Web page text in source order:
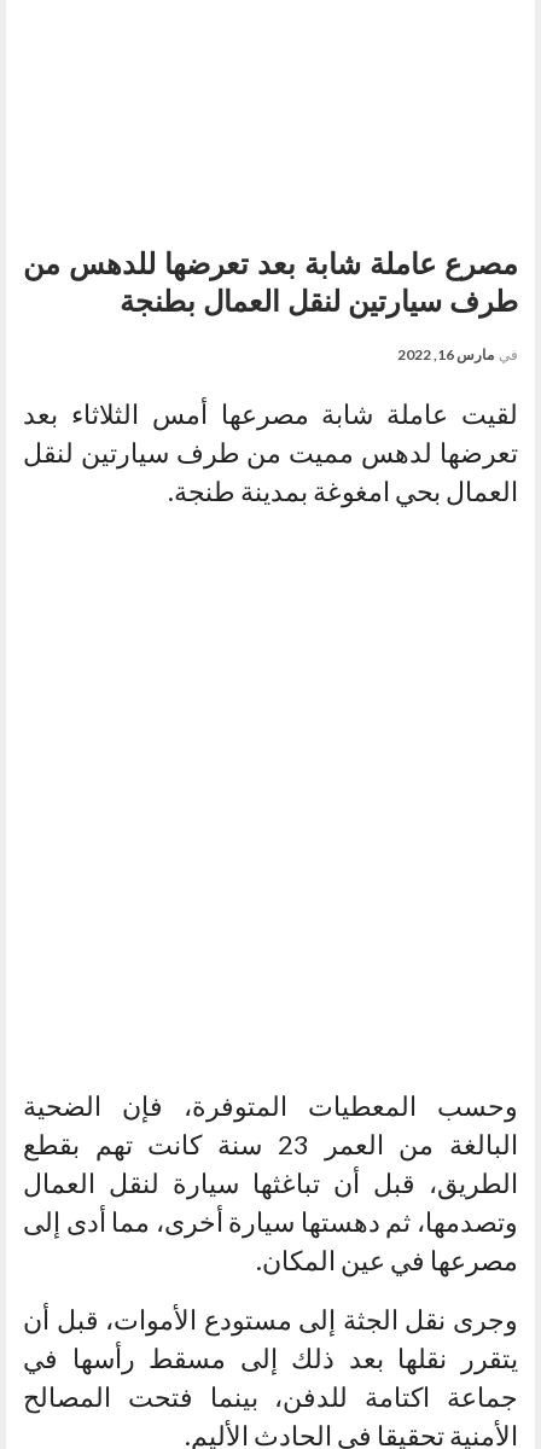
مصرع عاملة شابة بعد تعرضها للدهس من
طرف سيارتين لنقل العمال بطنجة
في مارس 16, 2022
لقيت عاملة شابة مصرعها أمس الثلاثاء بعد
تعرضها لدهس مميت من طرف سيارتين لنقل
العمال بحي امغوغة بمدينة طنجة.
وحسب المعطيات المتوفرة، فإن الضحية
البالغة من العمر 23 سنة كانت تهم بقطع
الطريق، قبل أن تباغثها سيارة لنقل العمال
وتصدمها، ثم دهستها سيارة أخرى، مما أدى إلى
مصرعها في عين المكان.
وجرى نقل الجثة إلى مستودع الأموات، قبل أن
يتقرر نقلها بعد ذلك إلى مسقط رأسها في
جماعة اكتامة للدفن، بينما فتحت المصالح
الأمنية تحقيقا في الحادث الأليم.